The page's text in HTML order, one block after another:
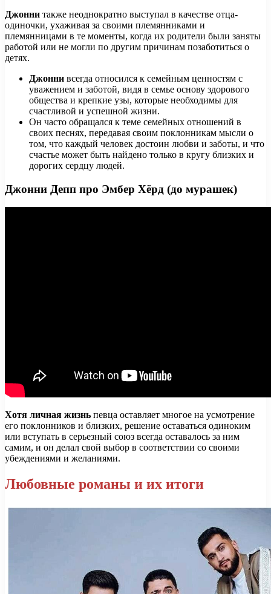
Джонни также неоднократно выступал в качестве отца-
одиночки, ухаживая за своими племянниками и
племянницами в те моменты, когда их родители были заняты
работой или не могли по другим причинам позаботиться о
детях.
Джонни всегда относился к семейным ценностям с
уважением и заботой, видя в семье основу здорового
общества и крепкие узы, которые необходимы для
счастливой и успешной жизни.
Он часто обращался к теме семейных отношений в
своих песнях, передавая своим поклонникам мысли о
том, что каждый человек достоин любви и заботы, и что
счастье может быть найдено только в кругу близких и
дорогих сердцу людей.
Джонни Депп про Эмбер Хёрд (до мурашек)
Хотя личная жизнь певца оставляет многое на усмотрение
его поклонников и близких, решение оставаться одиноким
или вступать в серьезный союз всегда оставалось за ним
самим, и он делал свой выбор в соответствии со своими
убеждениями и желаниями.
Любовные романы и их итоги